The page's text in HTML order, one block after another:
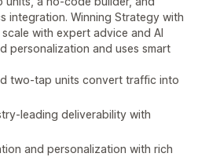
integration. Winning Strategy with
with expert advice and AI
personalization and uses smart
two-tap units convert traffic into
leading deliverability with
and personalization with rich